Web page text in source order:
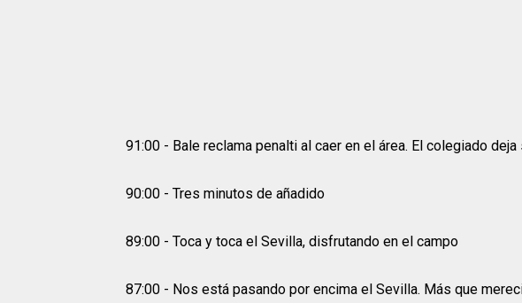
91:00 - Bale reclama penalti al caer en el área. El colegiado deja
90:00 - Tres minutos de añadido
89:00 - Toca y toca el Sevilla, disfrutando en el campo
87:00 - Nos está pasando por encima el Sevilla. Más que